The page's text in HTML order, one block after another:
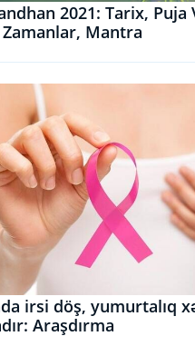
2021: Tarix, Puja
Mantra
irsi döş, yumurtalıq
Araşdırma